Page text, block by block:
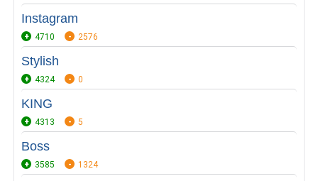
Instagram
4710 2576
Stylish
4324 0
KING
4313 5
Boss
3585 1324